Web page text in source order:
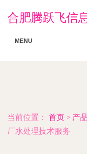
合肥腾跃飞信
MENU
当前位置： 首页 > 产
厂水处理技术服务